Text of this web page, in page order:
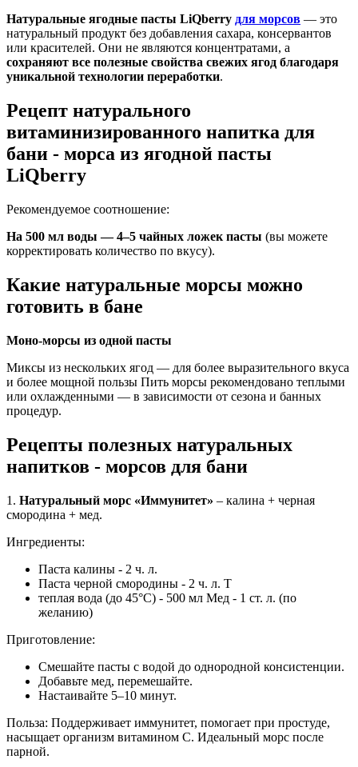
Натуральные ягодные пасты LiQberry для морсов — это
натуральный продукт без добавления сахара, консервантов
или красителей. Они не являются концентратами, а
сохраняют все полезные свойства свежих ягод благодаря
уникальной технологии переработки.
Рецепт натурального
витаминизированного напитка для
бани - морса из ягодной пасты
LiQberry
Рекомендуемое соотношение:
На 500 мл воды — 4–5 чайных ложек пасты (вы можете
корректировать количество по вкусу).
Какие натуральные морсы можно
готовить в бане
Моно-морсы из одной пасты
Миксы из нескольких ягод — для более выразительного вкуса
и более мощной пользы Пить морсы рекомендовано теплыми
или охлажденными — в зависимости от сезона и банных
процедур.
Рецепты полезных натуральных
напитков - морсов для бани
1. Натуральный морс «Иммунитет» – калина + черная
смородина + мед.
Ингредиенты:
Паста калины - 2 ч. л.
Паста черной смородины - 2 ч. л. Т
теплая вода (до 45°C) - 500 мл Мед - 1 ст. л. (по
желанию)
Приготовление:
Смешайте пасты с водой до однородной консистенции.
Добавьте мед, перемешайте.
Настаивайте 5–10 минут.
Польза: Поддерживает иммунитет, помогает при простуде,
насыщает организм витамином C. Идеальный морс после
парной.